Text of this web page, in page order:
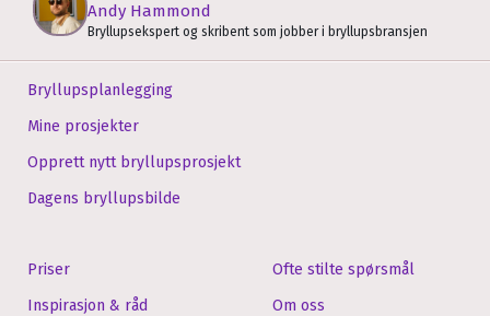
Andy Hammond
Bryllupsekspert og skribent som jobber i bryllupsbransjen
Bryllupsplanlegging
Mine prosjekter
Opprett nytt bryllupsprosjekt
Dagens bryllupsbilde
Priser
Inspirasjon & råd
Ofte stilte spørsmål
Om oss